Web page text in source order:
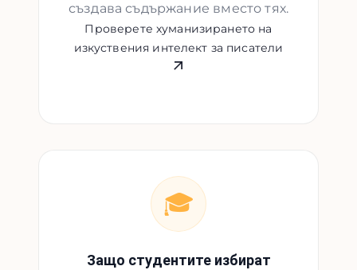
създава съдържание вместо тях.
Проверете хуманизирането на
изкуствения интелект за писатели
🎓
Защо студентите избират